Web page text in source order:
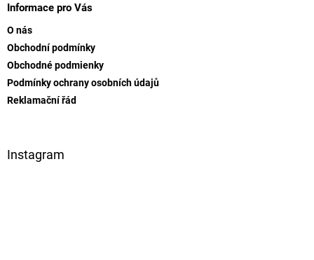
Informace pro Vás
O nás
Obchodní podmínky
Obchodné podmienky
Podmínky ochrany osobních údajů
Reklamační řád
Instagram